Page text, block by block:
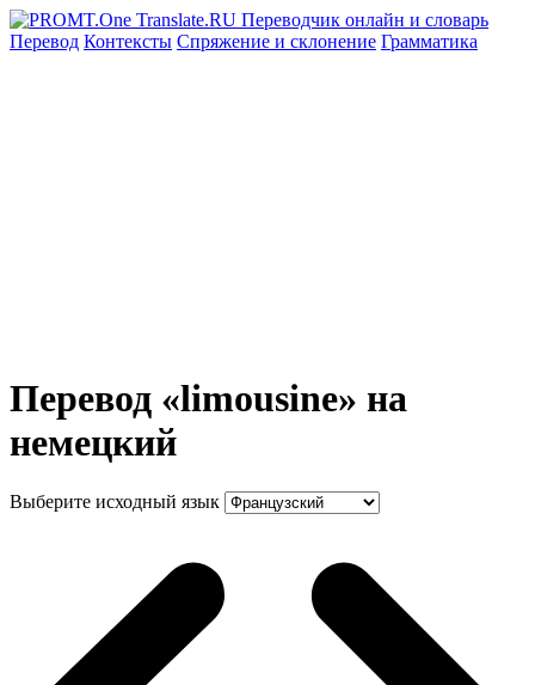
Перевод Контексты Спряжение и склонение Грамматика
Перевод «limousine» на
немецкий
Выберите исходный язык